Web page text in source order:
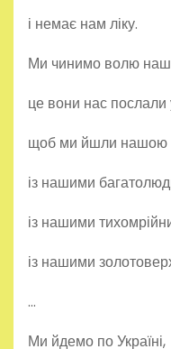
і немає нам ліку.
Ми чинимо волю
це вони нас послали
щоб ми йшли нашою
із нашими
із нашими
із нашими
…
Ми йдемо по Україні,